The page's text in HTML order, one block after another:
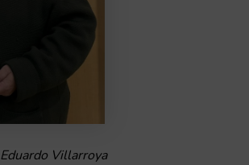
Villarroya